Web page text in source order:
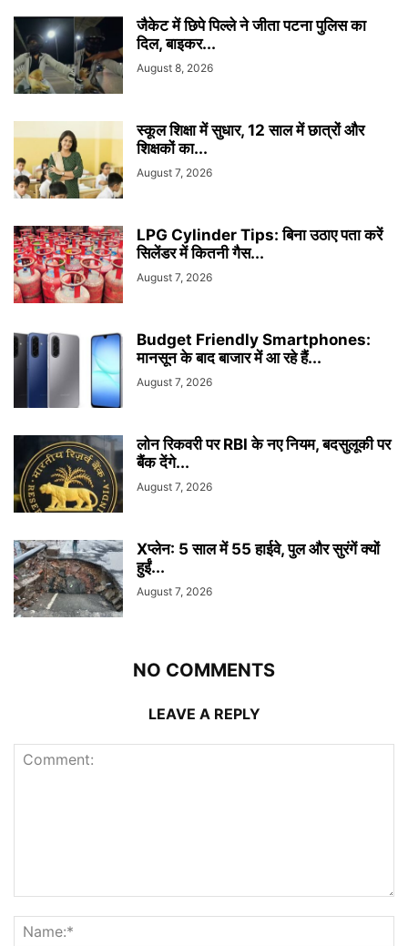
जैकेट में छिपे पिल्ले ने जीता पटना पुलिस का
दिल, बाइकर...
August 8, 2026
स्कूल शिक्षा में सुधार, 12 साल में छात्रों और
शिक्षकों का...
August 7, 2026
LPG Cylinder Tips: बिना उठाए पता करें
सिलेंडर में कितनी गैस...
August 7, 2026
Budget Friendly Smartphones:
मानसून के बाद बाजार में आ रहे हैं...
August 7, 2026
लोन रिकवरी पर RBI के नए नियम, बदसुलूकी पर
बैंक देंगे...
August 7, 2026
Xप्लेन: 5 साल में 55 हाईवे, पुल और सुरंगें क्यों
हुईं...
August 7, 2026
NO COMMENTS
LEAVE A REPLY